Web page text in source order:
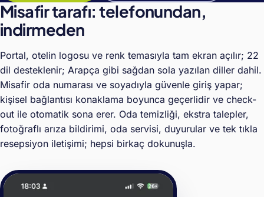
Misafir tarafı: telefonundan,
indirmeden
Portal, otelin logosu ve renk temasıyla tam ekran açılır; 22
dil desteklenir; Arapça gibi sağdan sola yazılan diller dahil.
Misafir oda numarası ve soyadıyla güvenle giriş yapar;
kişisel bağlantısı konaklama boyunca geçerlidir ve check-
out ile otomatik sona erer. Oda temizliği, ekstra talepler,
fotoğraflı arıza bildirimi, oda servisi, duyurular ve tek tıkla
resepsiyon iletişimi; hepsi birkaç dokunuşla.